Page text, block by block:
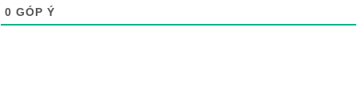
0 GÓP Ý